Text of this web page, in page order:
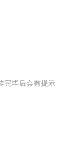
完毕后会有提示